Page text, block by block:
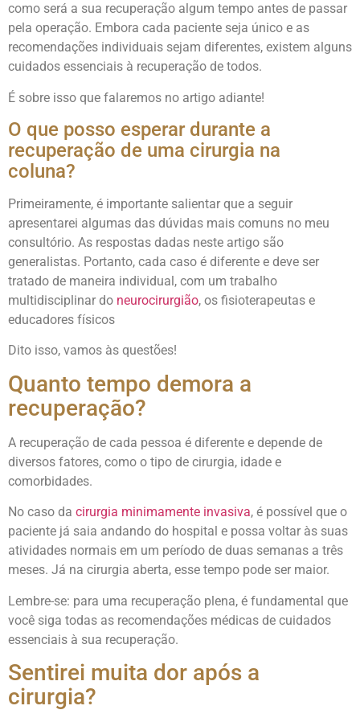
como será a sua recuperação algum tempo antes de passar
pela operação. Embora cada paciente seja único e as
recomendações individuais sejam diferentes, existem alguns
cuidados essenciais à recuperação de todos.
É sobre isso que falaremos no artigo adiante!
O que posso esperar durante a
recuperação de uma cirurgia na
coluna?
Primeiramente, é importante salientar que a seguir
apresentarei algumas das dúvidas mais comuns no meu
consultório. As respostas dadas neste artigo são
generalistas. Portanto, cada caso é diferente e deve ser
tratado de maneira individual, com um trabalho
multidisciplinar do neurocirurgião, os fisioterapeutas e
educadores físicos
Dito isso, vamos às questões!
Quanto tempo demora a
recuperação?
A recuperação de cada pessoa é diferente e depende de
diversos fatores, como o tipo de cirurgia, idade e
comorbidades.
No caso da cirurgia minimamente invasiva, é possível que o
paciente já saia andando do hospital e possa voltar às suas
atividades normais em um período de duas semanas a três
meses. Já na cirurgia aberta, esse tempo pode ser maior.
Lembre-se: para uma recuperação plena, é fundamental que
você siga todas as recomendações médicas de cuidados
essenciais à sua recuperação.
Sentirei muita dor após a
cirurgia?